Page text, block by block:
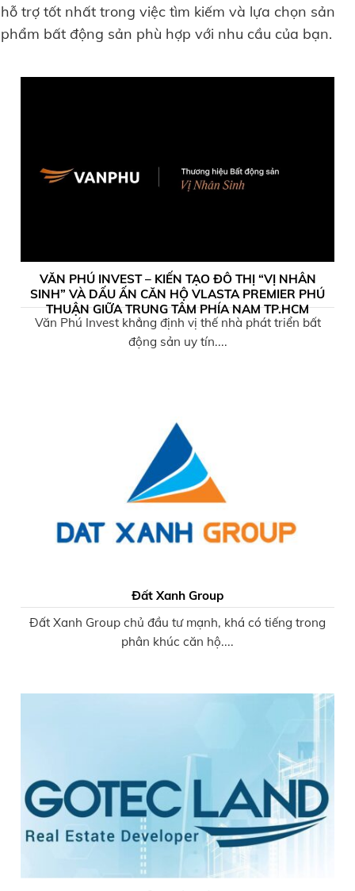
hỗ trợ tốt nhất trong việc tìm kiếm và lựa chọn sản
phẩm bất động sản phù hợp với nhu cầu của bạn.
VĂN PHÚ INVEST – KIẾN TẠO ĐÔ THỊ “VỊ NHÂN
SINH” VÀ DẤU ẤN CĂN HỘ VLASTA PREMIER PHÚ
THUẬN GIỮA TRUNG TÂM PHÍA NAM TP.HCM
Văn Phú Invest khẳng định vị thế nhà phát triển bất
động sản uy tín....
Đất Xanh Group
Đất Xanh Group chủ đầu tư mạnh, khá có tiếng trong
phân khúc căn hộ....